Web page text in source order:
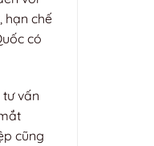
hạn chế
có
vấn
cũng